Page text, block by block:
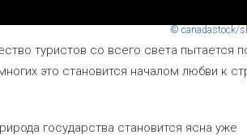
© canadastock/
туристов со всего света пытается
это становится началом любви к
государства становится ясна уже